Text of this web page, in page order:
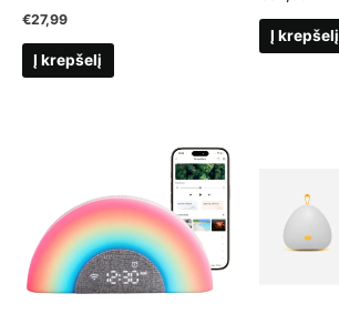
€27,99
Į krepšelį
Į krepšelį